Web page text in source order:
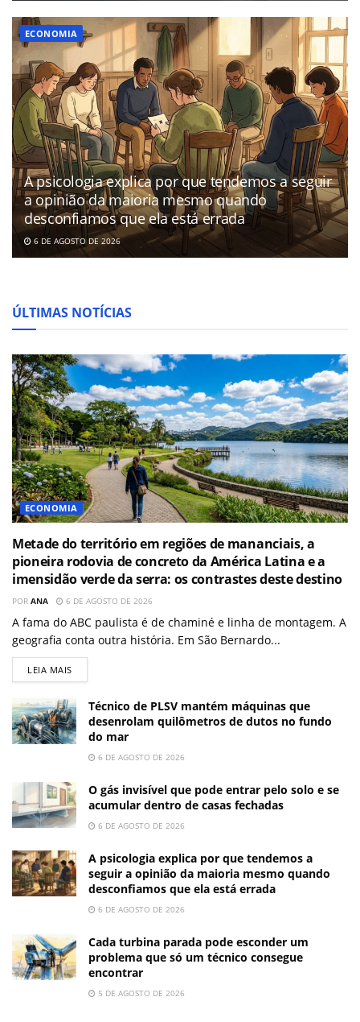
ECONOMIA
A psicologia explica por que tendemos a seguir
a opinião da maioria mesmo quando
desconfiamos que ela está errada
6 DE AGOSTO DE 2026
ÚLTIMAS NOTÍCIAS
ECONOMIA
Metade do território em regiões de mananciais, a
pioneira rodovia de concreto da América Latina e a
imensidão verde da serra: os contrastes deste destino
POR ANA 6 DE AGOSTO DE 2026
A fama do ABC paulista é de chaminé e linha de montagem. A
geografia conta outra história. Em São Bernardo...
LEIA MAIS
Técnico de PLSV mantém máquinas que
desenrolam quilômetros de dutos no fundo
do mar
6 DE AGOSTO DE 2026
O gás invisível que pode entrar pelo solo e se
acumular dentro de casas fechadas
6 DE AGOSTO DE 2026
A psicologia explica por que tendemos a
seguir a opinião da maioria mesmo quando
desconfiamos que ela está errada
6 DE AGOSTO DE 2026
Cada turbina parada pode esconder um
problema que só um técnico consegue
encontrar
5 DE AGOSTO DE 2026